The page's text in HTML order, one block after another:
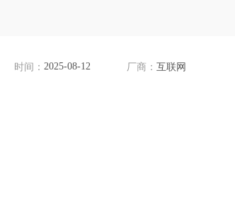
时间： 2025-08-12 厂商： 互联网